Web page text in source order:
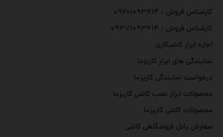
کارشناس فروش : ۰۹۲۰۱۰۹۳۶۱۴
کارشناس فروش : ۰۹۳۷۱۰۹۳۶۱۴
اجاره ابزار کاشیکاری
نمایندگی های ابزار کاریزما
درخواست نمایندگی کاریزما
محصولات ابزار نصب کاشی کاریزما
محصولات کاشی کاریزما
سفارش پانل فروشگاهی کاشی